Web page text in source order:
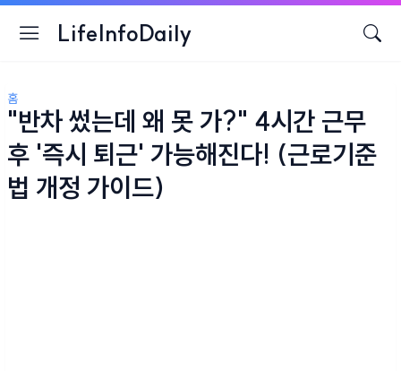
LifeInfoDaily
홈
"반차 썼는데 왜 못 가?" 4시간 근무
후 '즉시 퇴근' 가능해진다! (근로기준
법 개정 가이드)